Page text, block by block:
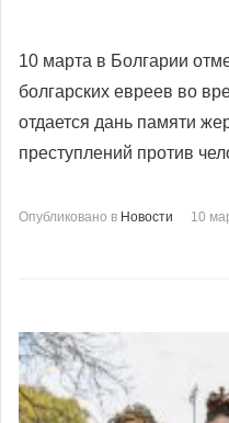
10 марта в Болгарии
болгарских евреев во
отдается дань памяти
преступлений против
Опубликовано в Новости 10